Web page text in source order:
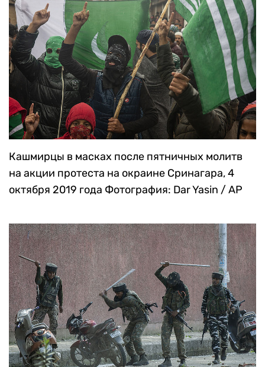
Кашмирцы в масках после пятничных молитв
на акции протеста на окраине Сринагара, 4
октября 2019 года Фотография: Dar Yasin / AP